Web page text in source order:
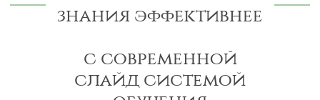
знания эффективнее
с современной
слайд системой